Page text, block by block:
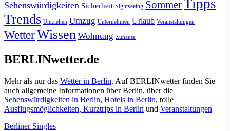
Sehenswürdigkeiten Sicherheit Sightseeing SommerTipps
Trends Umziehen Umzug Unternehmen Urlaub Veranstaltungen
WetterWissen Wohnung Zuhause
BERLINwetter.de
Mehr als nur das Wetter in Berlin. Auf BERLINwetter finden Sie
auch allgemeine Informationen über Berlin, über die
Sehenswürdigkeiten in Berlin, Hotels in Berlin, tolle
Ausflugsmöglichkeiten, Kurztrips in Berlin und Veranstaltungen
Berliner Singles